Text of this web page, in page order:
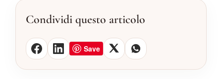
Condividi questo articolo
Save